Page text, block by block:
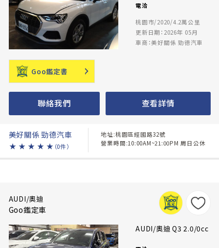
電洽
桃園市/2020/4.2萬公里
更新日期：2026年 05月
車商：美好關係 勁德汽車
Goo鑑定書
聯絡我們 查看詳情
美好關係 勁德汽車
★ ★ ★ ★ ★ （0件）
地址:桃園區經國路32號
營業時間:10:00AM~21:00PM 周日公休
AUDI/奧迪
Goo鑑定車
AUDI/奧迪 Q3 2.0/0cc